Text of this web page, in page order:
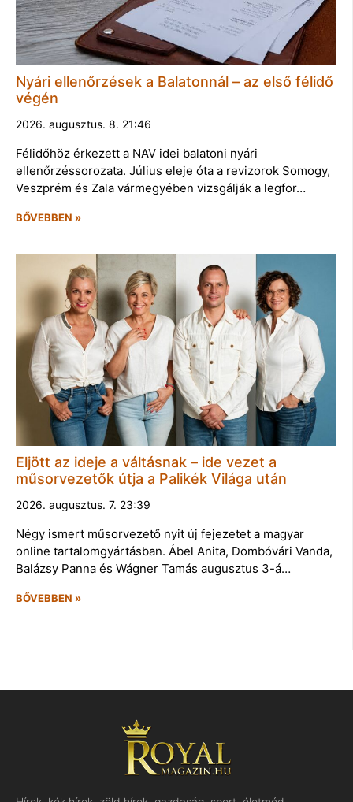
Nyári ellenőrzések a Balatonnál – az első félidő
végén
2026. augusztus. 8. 21:46
Félidőhöz érkezett a NAV idei balatoni nyári
ellenőrzéssorozata. Július eleje óta a revizorok Somogy,
Veszprém és Zala vármegyében vizsgálják a legfor…
BŐVEBBEN »
Eljött az ideje a váltásnak – ide vezet a
műsorvezetők útja a Palikék Világa után
2026. augusztus. 7. 23:39
Négy ismert műsorvezető nyit új fejezetet a magyar
online tartalomgyártásban. Ábel Anita, Dombóvári Vanda,
Balázsy Panna és Wágner Tamás augusztus 3-á…
BŐVEBBEN »